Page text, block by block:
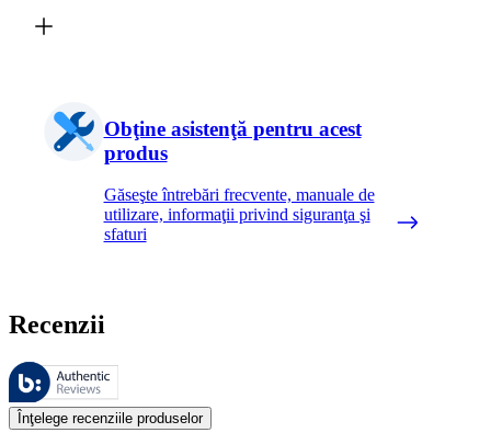
Obţine asistenţă pentru acest
produs
Găseşte întrebări frecvente, manuale de
utilizare, informaţii privind siguranţa şi
sfaturi
Recenzii
Aceste recenzii sunt gestionate de Bazaarvoice şi respectă Politica
Opiniile clienţilor oferite sub formă de evaluări ale produselor şi
Înţelege recenziile produselor